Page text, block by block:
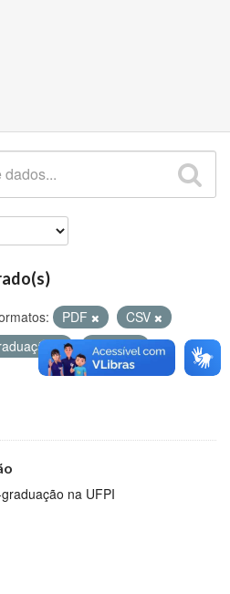
PDF
CSV
ensino
na UFPI